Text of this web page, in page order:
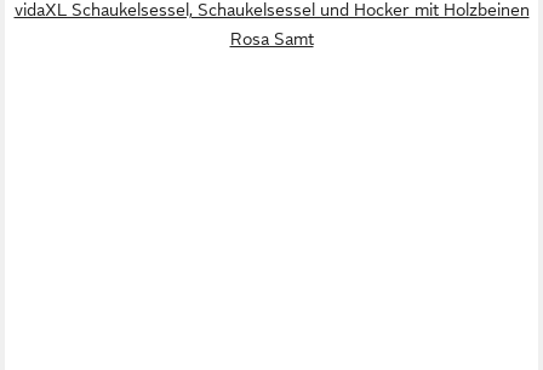
vidaXL Schaukelsessel, Schaukelsessel und Hocker mit Holzbeinen
Rosa Samt